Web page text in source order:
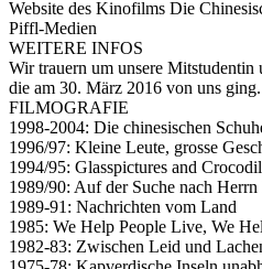
Website des Kinofilms Die
Piffl-Medien
WEITERE INFOS
Wir trauern um unsere Mitstudentin
die am 30. März 2016 von uns ging.
FILMOGRAFIE
1998-2004: Die chinesischen
1996/97: Kleine Leute, grosse
1994/95: Glasspictures and
1989/90: Auf der Suche nach Herrn
1989-91: Nachrichten vom Land
1985: We Help People Live, We
1982-83: Zwischen Leid und